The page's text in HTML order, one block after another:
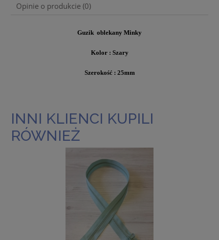
Opinie o produkcie (0)
Guzik oblekany Minky
Kolor : Szary
Szerokość : 25mm
INNI KLIENCI KUPILI
RÓWNIEŻ